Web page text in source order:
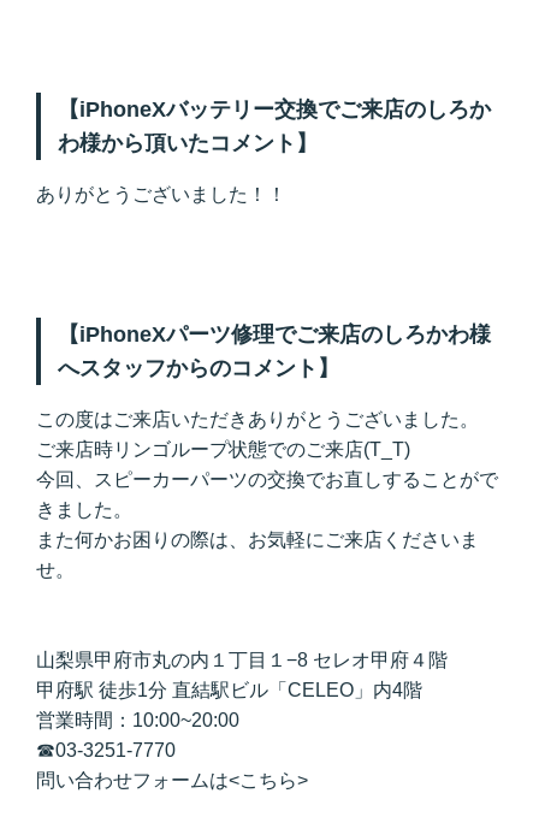
【iPhoneXバッテリー交換でご来店のしろか
わ様から頂いたコメント】
ありがとうございました！！
【iPhoneXパーツ修理でご来店のしろかわ様
へスタッフからのコメント】
この度はご来店いただきありがとうございました。
ご来店時リンゴループ状態でのご来店(T_T)
今回、スピーカーパーツの交換でお直しすることがで
きました。
また何かお困りの際は、お気軽にご来店くださいま
せ。
山梨県甲府市丸の内１丁目１−8 セレオ甲府４階
甲府駅 徒歩1分 直結駅ビル「CELEO」内4階
営業時間：10:00~20:00
☎03-3251-7770
問い合わせフォームは<こちら>